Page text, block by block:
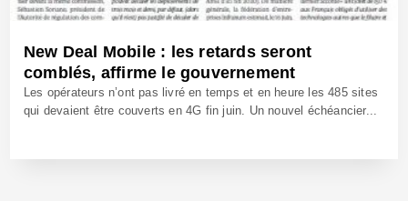
New Deal Mobile : les retards seront
comblés, affirme le gouvernement
Les opérateurs n’ont pas livré en temps et en heure les 485 sites
qui devaient être couverts en 4G fin juin. Un nouvel échéancier...